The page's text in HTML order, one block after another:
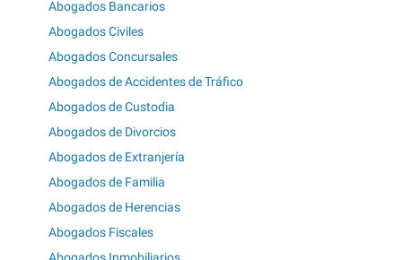
Abogados Bancarios
Abogados Civiles
Abogados Concursales
Abogados de Accidentes de Tráfico
Abogados de Custodia
Abogados de Divorcios
Abogados de Extranjería
Abogados de Familia
Abogados de Herencias
Abogados Fiscales
Abogados Inmobiliarios